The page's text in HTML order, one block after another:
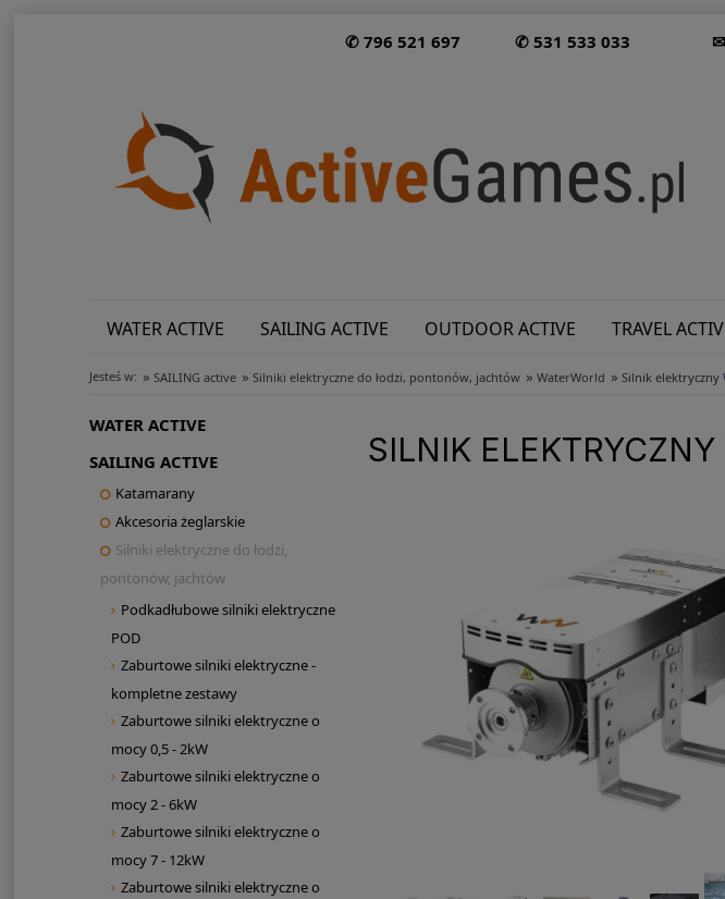
✆ 796 521 697 ✆ 531 533 033
WATER ACTIVE SAILING ACTIVE OUTDOOR ACTIVE TRAVEL
SHOWROOM:
Jesteś w: » SAILING active » Silniki elektryczne do łodzi, pontonów, jachtów » WaterWorld » Silnik elektryczny
WATER ACTIVE
SAILING ACTIVE
Katamarany
Akcesoria żeglarskie
Silniki elektryczne do łodzi,
pontonów, jachtów
Podkadłubowe silniki elektryczne
POD
Zaburtowe silniki elektryczne -
kompletne zestawy
Zaburtowe silniki elektryczne o
mocy 0,5 - 2kW
Zaburtowe silniki elektryczne o
mocy 2 - 6kW
Zaburtowe silniki elektryczne o
mocy 7 - 12kW
Zaburtowe silniki elektryczne o
SILNIK